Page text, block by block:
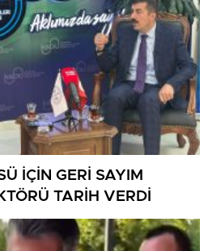
İÇİN GERİ SAYIM
TARİH VERDİ